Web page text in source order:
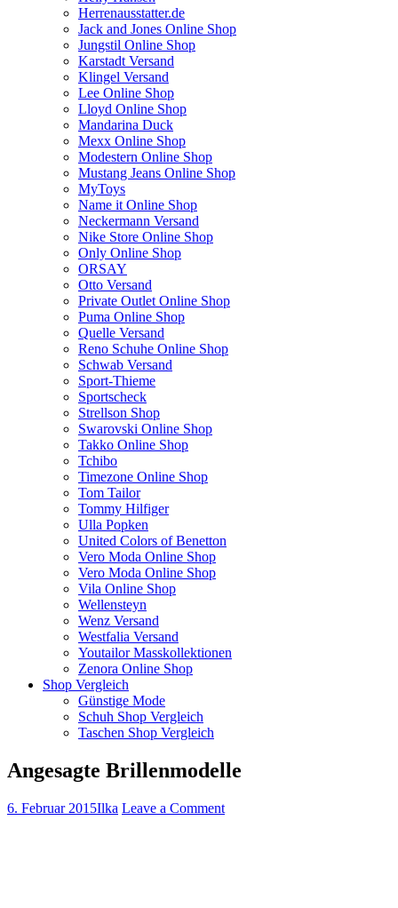
Herrenausstatter.de
Jack and Jones Online Shop
Jungstil Online Shop
Karstadt Versand
Klingel Versand
Lee Online Shop
Lloyd Online Shop
Mandarina Duck
Mexx Online Shop
Modestern Online Shop
Mustang Jeans Online Shop
MyToys
Name it Online Shop
Neckermann Versand
Nike Store Online Shop
Only Online Shop
ORSAY
Otto Versand
Private Outlet Online Shop
Puma Online Shop
Quelle Versand
Reno Schuhe Online Shop
Schwab Versand
Sport-Thieme
Sportscheck
Strellson Shop
Swarovski Online Shop
Takko Online Shop
Tchibo
Timezone Online Shop
Tom Tailor
Tommy Hilfiger
Ulla Popken
United Colors of Benetton
Vero Moda Online Shop
Vero Moda Online Shop
Vila Online Shop
Wellensteyn
Wenz Versand
Westfalia Versand
Youtailor Masskollektionen
Zenora Online Shop
Shop Vergleich
Günstige Mode
Schuh Shop Vergleich
Taschen Shop Vergleich
Angesagte Brillenmodelle
6. Februar 2015Ilka Leave a Comment